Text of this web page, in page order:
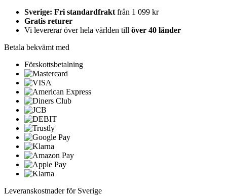
Sverige: Fri standardfrakt från 1 099 kr
Gratis returer
Vi levererar över hela världen till över 40 länder
Betala bekvämt med
Förskottsbetalning
Leveranskostnader för Sverige